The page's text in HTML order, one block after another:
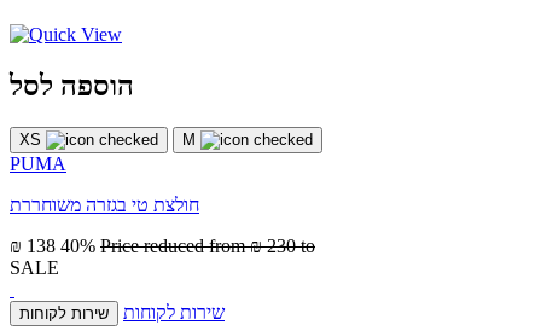
הוספה לסל
XS M
PUMA
חולצת טי בגזרה משוחררת
₪ 138 40% Price reduced from₪ 230 to
SALE
שירות לקוחות שירות לקוחות